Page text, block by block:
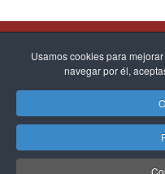
Usamos cookies para
navegar por él,
Los Libros del